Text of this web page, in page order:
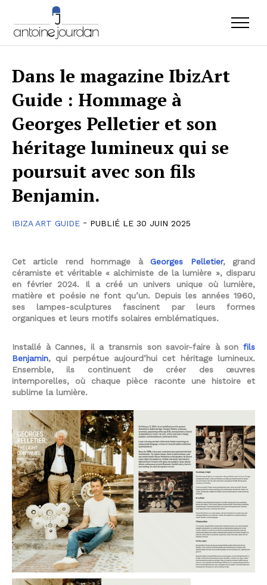
Dans le magazine IbizArt
Guide : Hommage à
Georges Pelletier et son
héritage lumineux qui se
poursuit avec son fils
Benjamin.
IBIZA ART GUIDE - PUBLIÉ LE 30 JUIN 2025
Cet article rend hommage àGeorges Pelletier, grand
céramiste et véritable « alchimiste de la lumière », disparu
en février 2024. Il a créé un univers unique où lumière,
matière et poésie ne font qu’un. Depuis les années 1960,
ses lampes-sculptures fascinent par leurs formes
organiques et leurs motifs solaires emblématiques.
Installé à Cannes, il a transmis son savoir-faire à son fils
Benjamin, qui perpétue aujourd’hui cet héritage lumineux.
Ensemble, ils continuent de créer des œuvres
intemporelles, où chaque pièce raconte une histoire et
sublime la lumière.